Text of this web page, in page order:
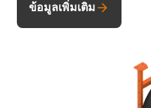
ข้อมูลเพิ่มเติม